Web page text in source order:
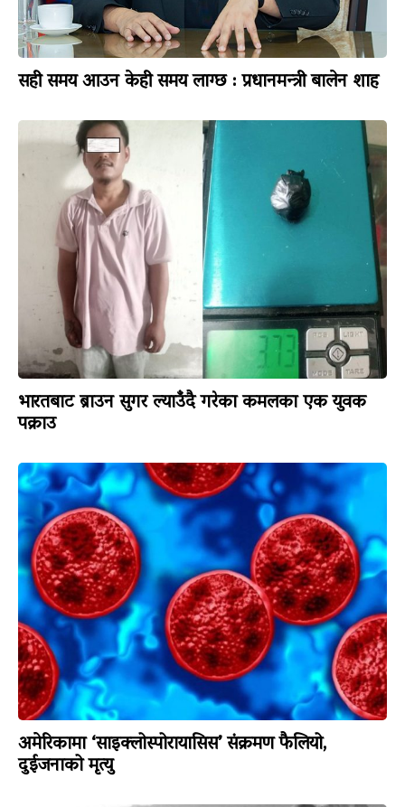
सही समय आउन केही समय लाग्छ : प्रधानमन्त्री बालेन शाह
भारतबाट ब्राउन सुगर ल्याउँदै गरेका कमलका एक युवक
पक्राउ
अमेरिकामा ‘साइक्लोस्पोरायासिस’ संक्रमण फैलियो,
दुईजनाको मृत्यु